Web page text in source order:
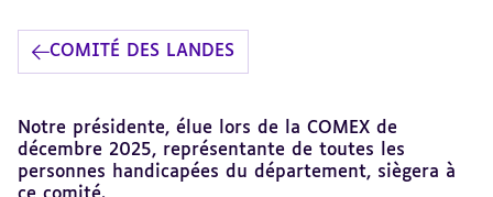
COMITÉ DES LANDES
Notre présidente, élue lors de la COMEX de
décembre 2025, représentante de toutes les
personnes handicapées du département, siègera à
au
sommaire